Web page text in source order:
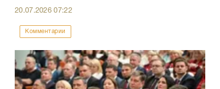
20.07.202607:22
Комментарии